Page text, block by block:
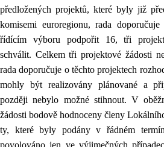
předložených projektů, které byly již
komisemi euroregionu, rada
řídícím výboru podpořit 16, tři
schválit. Celkem tři projektové žádosti
rada doporučuje o těchto projektech
mohly být realizovány plánované a
později nebylo možné stihnout. V
žádosti bodově hodnoceny členy
ty, které byly podány v řádném
povolováno jen ve výjimečných